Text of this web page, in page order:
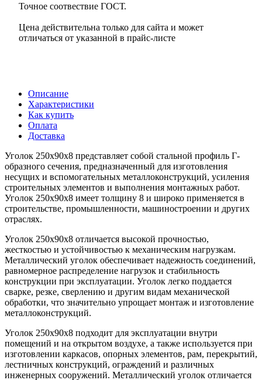
Точное соотвествие ГОСТ.
Цена действительна только для сайта и может
отличаться от указанной в прайс-листе
Описание
Характеристики
Как купить
Оплата
Доставка
Уголок 250х90х8 представляет собой стальной профиль Г-
образного сечения, предназначенный для изготовления
несущих и вспомогательных металлоконструкций, усиления
строительных элементов и выполнения монтажных работ.
Уголок 250х90х8 имеет толщину 8 и широко применяется в
строительстве, промышленности, машиностроении и других
отраслях.
Уголок 250х90х8 отличается высокой прочностью,
жесткостью и устойчивостью к механическим нагрузкам.
Металлический уголок обеспечивает надежность соединений,
равномерное распределение нагрузок и стабильность
конструкции при эксплуатации. Уголок легко поддается
сварке, резке, сверлению и другим видам механической
обработки, что значительно упрощает монтаж и изготовление
металлоконструкций.
Уголок 250х90х8 подходит для эксплуатации внутри
помещений и на открытом воздухе, а также используется при
изготовлении каркасов, опорных элементов, рам, перекрытий,
лестничных конструкций, ограждений и различных
инженерных сооружений. Металлический уголок отличается